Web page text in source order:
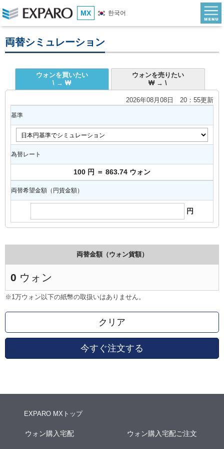
MX 한국어
両替シミュレーション
ウォンを買いたい
\ → ₩
ウォンを売りたい
₩ → \
2026年08月08日 20：55更新
基準
為替レート
100 円 ＝ 863.74 ウォン
両替希望金額（円貨金額）
円
両替金額（ウォン貨額）
0 ウォン
※1万ウォン以下の紙幣の取扱いはありません。
クリア
今すぐ注文する
EXPARO MXトップ
ウォン購入宅配 ウォン購入宅配ご注文